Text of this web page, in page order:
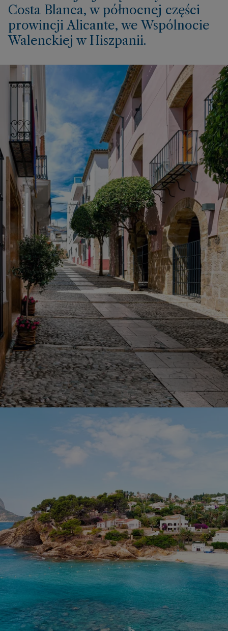
Costa Blanca, w północnej części
prowincji Alicante, we Wspólnocie
Walenckiej w Hiszpanii.